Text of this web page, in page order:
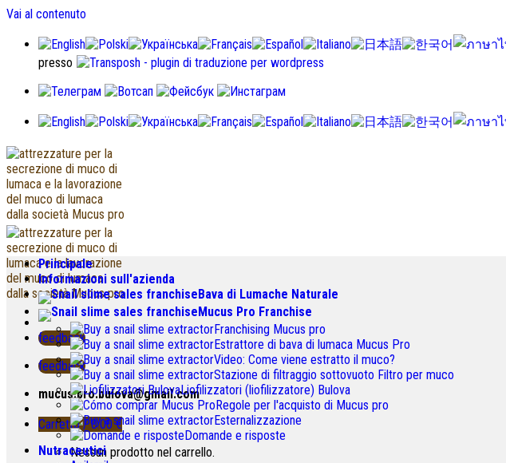
Vai al contenuto
presso
feedback
feedback
mucus.pro.bulova@gmail.com
Carretto /0.00€
Nessun prodotto nel carrello.
Principale
Informazioni sull'azienda
Bava di Lumache Naturale
Mucus Pro Franchise
Franchising Mucus pro
Estrattore di bava di lumaca Mucus Pro
Video: Come viene estratto il muco?
Stazione di filtraggio sottovuoto Filtro per muco
Liofilizzatori (liofilizzatore) Bulova
Regole per l'acquisto di Mucus pro
Esternalizzazione
Domande e risposte
Nutraceutici